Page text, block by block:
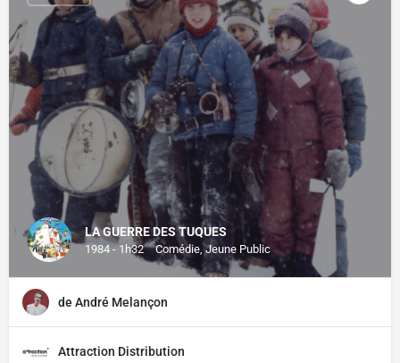
LA GUERRE DES TUQUES
1984 - 1h32 Comédie, Jeune Public
de André Melançon
Attraction Distribution